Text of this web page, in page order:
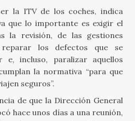
la ITV de los coches, indica
que lo importante es exigir el
la revisión, de las gestiones
reparar los defectos que se
e, incluso, paralizar aquellos
la normativa “para que
seguros”.
de que la Dirección General
hace unos días a una reunión,